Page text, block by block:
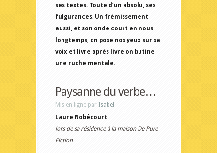
ses textes. Toute d’un absolu, ses
fulgurances. Un frémissement
aussi, et son onde court en nous
longtemps, on pose nos yeux sur sa
voix et livre après livre on butine
une ruche mentale.
Paysanne du verbe…
Mis en ligne par Isabel
Laure Nobécourt
lors de sa résidence à la maison De Pure
Fiction